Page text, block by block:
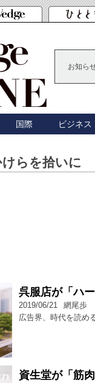
お知ら
国際 ビジネス
らを拾いに
呉服店が「ハ
2019/06/21
網尾歩
広告界、時代を読め
資生堂が「筋